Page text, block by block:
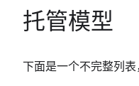
托管模型
下面是一个不完整列表